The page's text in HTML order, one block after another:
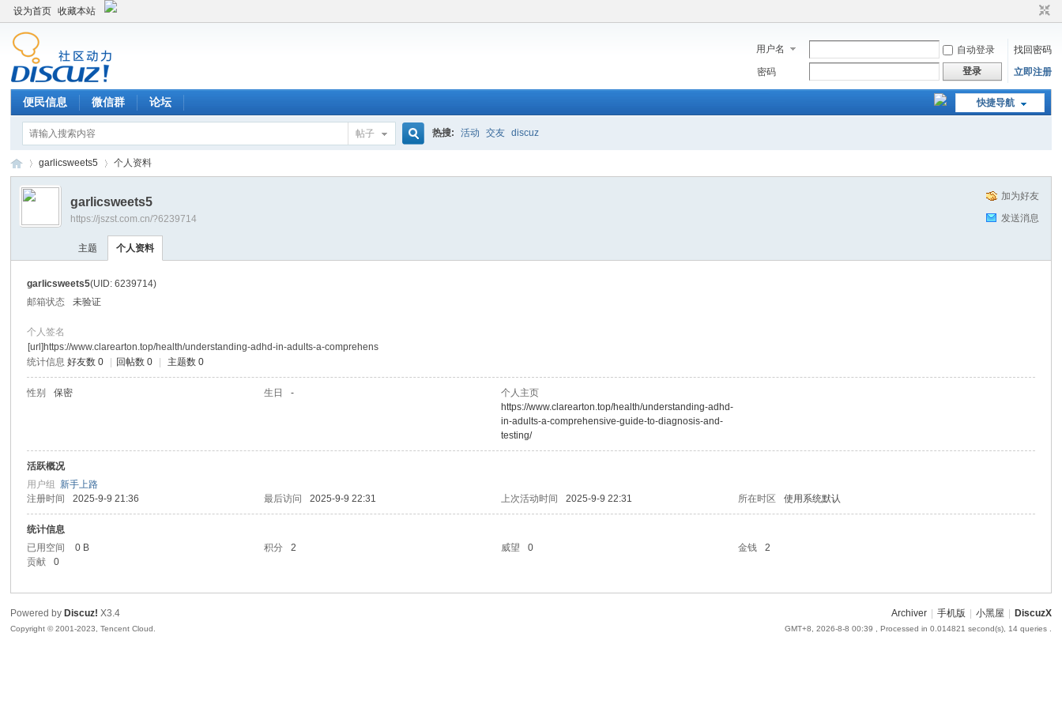
设为首页 收藏本站
用户名 自动登录
找回密码
密码
登录 立即注册
快捷导航
便民信息 微信群 论坛
帖子 热搜: 活动 交友 discuz
›
garlicsweets5 个人资料
加为好友
发送消息
garlicsweets5
https://jszst.com.cn/?6239714
主题 个人资料
garlicsweets5(UID: 6239714)
邮箱状态
未验证
个人签名
[url]https://www.clarearton.top/health/understanding-adhd-in-adults-a-comprehens
统计信息 好友数 0 回帖数 0 主题数 0
性别 保密 生日 -
个人主页
https://www.clarearton.top/health/understanding-adhd-
in-adults-a-comprehensive-guide-to-diagnosis-and-
testing/
活跃概况
用户组新手上路
注册时间
2025-9-9 21:36 最后访问 2025-9-9 22:31 上次活动时间 2025-9-9 22:31 所在时区 使用系统默认
统计信息
已用空间
0 B 积分 2 威望 0 金钱
2
贡献
0
Archiver 手机版 小黑屋 DiscuzX
GMT+8, 2026-8-8 00:39 , Processed in 0.014821 second(s), 14 queries .
Powered by Discuz! X3.4
Copyright © 2001-2023, Tencent Cloud.